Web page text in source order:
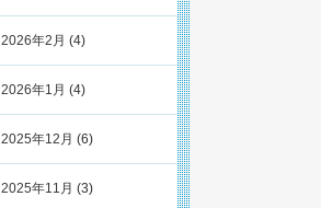
2026年2月 (4)
2026年1月 (4)
2025年12月 (6)
2025年11月 (3)